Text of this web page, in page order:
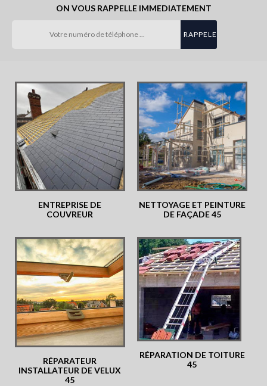
ON VOUS RAPPELLE IMMEDIATEMENT
ENTREPRISE DE
COUVREUR
NETTOYAGE ET PEINTURE
DE FAÇADE 45
RÉPARATEUR
INSTALLATEUR DE VELUX
45
RÉPARATION DE TOITURE
45